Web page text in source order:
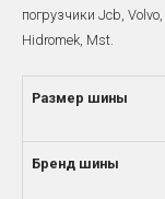
погрузчики Jcb,
Hidromek, Mst.
Размер шины
Бренд шины